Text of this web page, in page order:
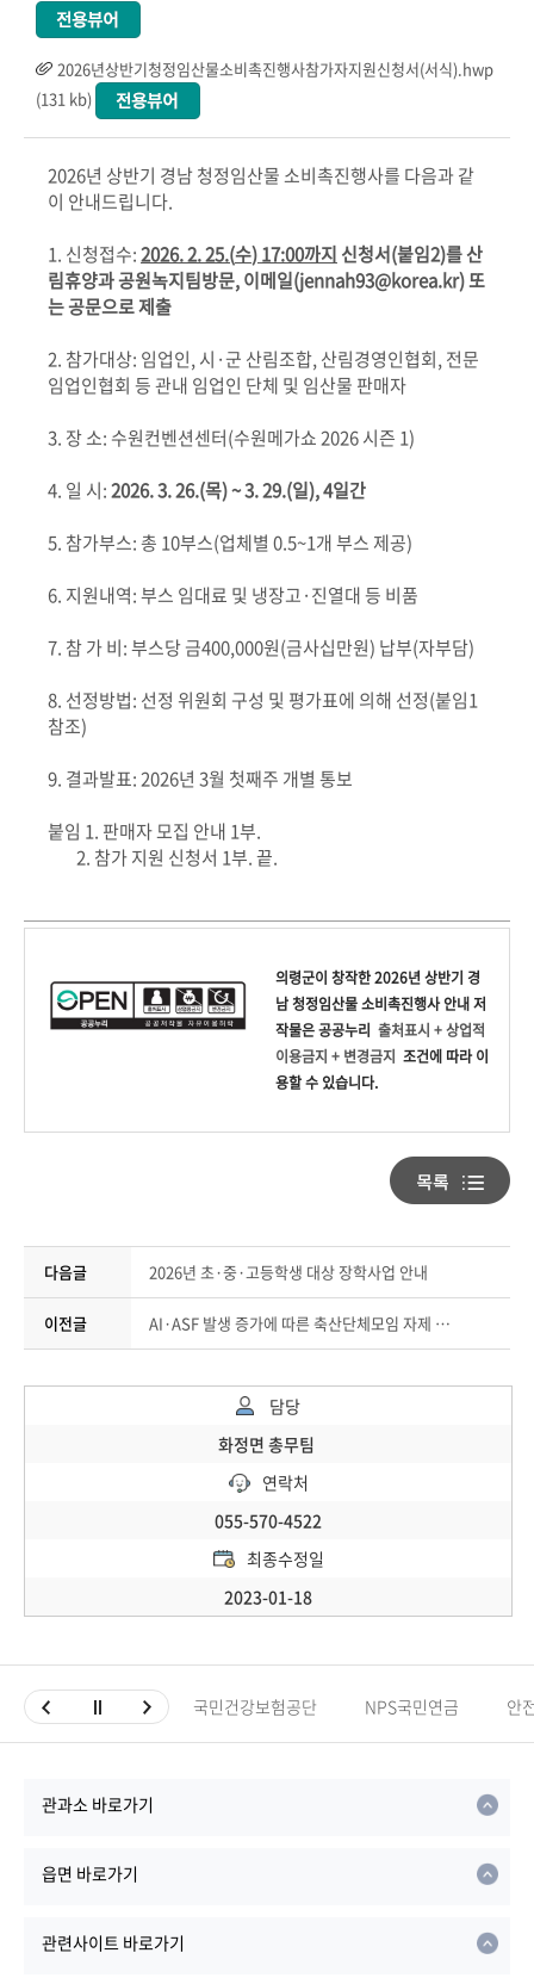
2026년상반기청정임산물소비촉진행사참가자지원신청서(서식).hwp
(131 kb)
2026년 상반기 경남 청정임산물 소비촉진행사를 다음과 같
이 안내드립니다.
1. 신청접수:2026. 2. 25.(수) 17:00까지 신청서(붙임2)를 산
림휴양과 공원녹지팀방문,이메일(jennah93@korea.kr)또
는 공문으로 제출
2. 참가대상: 임업인, 시 ·군 산림조합, 산림경영인협회, 전문
임업인협회 등 관내 임업인 단체 및 임산물 판매자
3. 장 소: 수원컨벤션센터(수원메가쇼2026시즌 1)
4. 일 시:2026. 3. 26.(목) ~ 3. 29.(일), 4일간
5. 참가부스:총 10부스(업체별 0.5~1개 부스 제공)
6. 지원내역:부스 임대료 및 냉장고·진열대 등 비품
7. 참 가 비:부스당 금400,000원(금사십만원) 납부(자부담)
8. 선정방법: 선정 위원회 구성 및 평가표에 의해 선정(붙임1
참조)
9. 결과발표: 2026년 3월 첫째주 개별 통보
붙임 1. 판매자 모집 안내 1부.
2. 참가 지원 신청서 1부.끝.
의령군이 창작한2026년 상반기 경
남 청정임산물 소비촉진행사 안내저
작물은 공공누리 출처표시 + 상업적
이용금지 + 변경금지 조건에 따라 이
용할 수 있습니다.
다음글 2026년 초·중·고등학생 대상 장학사업 안내
이전글 AI·ASF 발생 증가에 따른 축산단체모임 자제 안내
담당
화정면 총무팀
연락처
055-570-4522
최종수정일
2023-01-18
국민건강보험공단 NPS국민연금 안
관과소 바로가기
읍면 바로가기
관련사이트 바로가기